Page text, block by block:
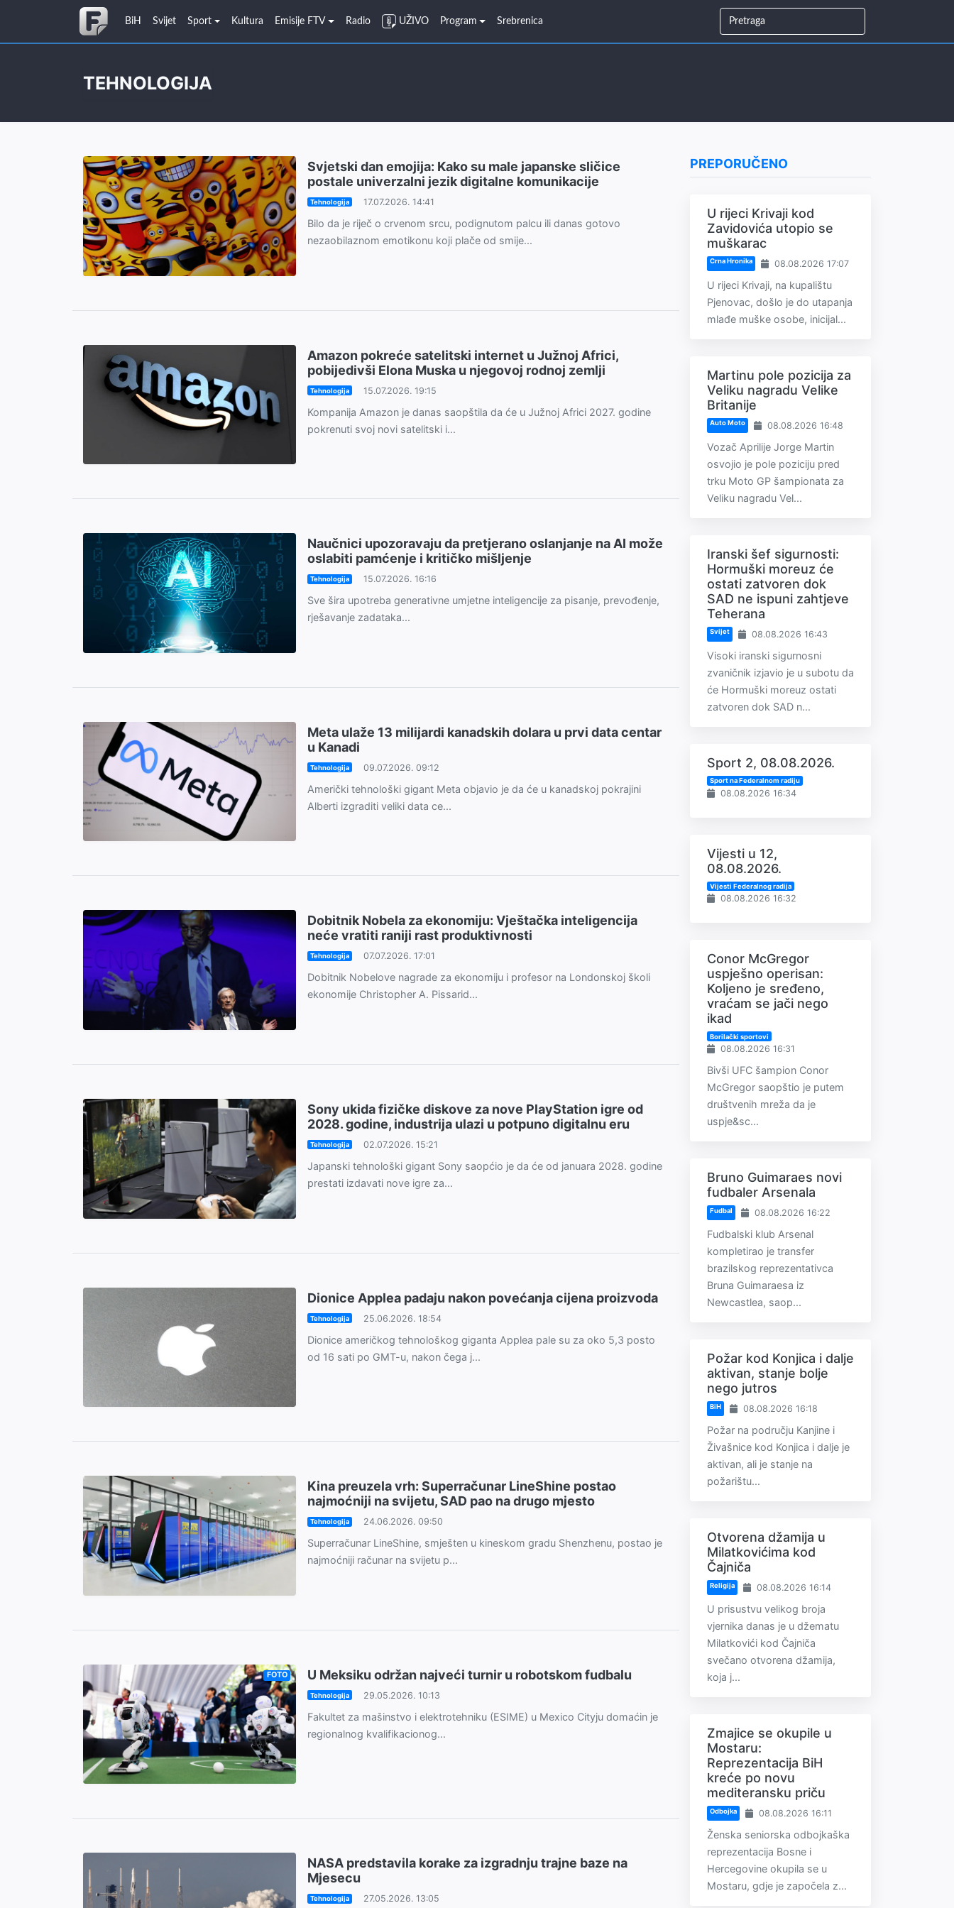
BiH Svijet Sport Kultura Emisije FTV Radio UŽIVO Program Srebrenica
TEHNOLOGIJA
Svjetski dan emojija: Kako su male japanske sličice
postale univerzalni jezik digitalne komunikacije
Tehnologija 17.07.2026. 14:41
Bilo da je riječ o crvenom srcu, podignutom palcu ili danas gotovo
nezaobilaznom emotikonu koji plače od smije...
Amazon pokreće satelitski internet u Južnoj Africi,
pobijedivši Elona Muska u njegovoj rodnoj zemlji
Tehnologija 15.07.2026. 19:15
Kompanija Amazon je danas saopštila da će u Južnoj Africi 2027. godine
pokrenuti svoj novi satelitski i...
Naučnici upozoravaju da pretjerano oslanjanje na AI može
oslabiti pamćenje i kritičko mišljenje
Tehnologija 15.07.2026. 16:16
Sve šira upotreba generativne umjetne inteligencije za pisanje, prevođenje,
rješavanje zadataka...
Meta ulaže 13 milijardi kanadskih dolara u prvi data centar
u Kanadi
Tehnologija 09.07.2026. 09:12
Američki tehnološki gigant Meta objavio je da će u kanadskoj pokrajini
Alberti izgraditi veliki data ce...
Dobitnik Nobela za ekonomiju: Vještačka inteligencija
neće vratiti raniji rast produktivnosti
Tehnologija 07.07.2026. 17:01
Dobitnik Nobelove nagrade za ekonomiju i profesor na Londonskoj školi
ekonomije Christopher A. Pissarid...
Sony ukida fizičke diskove za nove PlayStation igre od
2028. godine, industrija ulazi u potpuno digitalnu eru
Tehnologija 02.07.2026. 15:21
Japanski tehnološki gigant Sony saopćio je da će od januara 2028. godine
prestati izdavati nove igre za...
Dionice Applea padaju nakon povećanja cijena proizvoda
Tehnologija 25.06.2026. 18:54
Dionice američkog tehnološkog giganta Applea pale su za oko 5,3 posto
od 16 sati po GMT-u, nakon čega j...
Kina preuzela vrh: Superračunar LineShine postao
najmoćniji na svijetu, SAD pao na drugo mjesto
Tehnologija 24.06.2026. 09:50
Superračunar LineShine, smješten u kineskom gradu Shenzhenu, postao je
najmoćniji računar na svijetu p...
FOTO U Meksiku održan najveći turnir u robotskom fudbalu
Tehnologija 29.05.2026. 10:13
Fakultet za mašinstvo i elektrotehniku ​​(ESIME) u Mexico Cityju domaćin je
regionalnog kvalifikacionog...
NASA predstavila korake za izgradnju trajne baze na
Mjesecu
Tehnologija 27.05.2026. 13:05
PREPORUČENO
U rijeci Krivaji kod
Zavidovića utopio se
muškarac
Crna Hronika 08.08.2026 17:07
U rijeci Krivaji, na kupalištu
Pjenovac, došlo je do utapanja
mlađe muške osobe, inicijal...
Martinu pole pozicija za
Veliku nagradu Velike
Britanije
Auto Moto 08.08.2026 16:48
Vozač Aprilije Jorge Martin
osvojio je pole poziciju pred
trku Moto GP šampionata za
Veliku nagradu Vel...
Iranski šef sigurnosti:
Hormuški moreuz će
ostati zatvoren dok
SAD ne ispuni zahtjeve
Teherana
Svijet 08.08.2026 16:43
Visoki iranski sigurnosni
zvaničnik izjavio je u subotu da
će Hormuški moreuz ostati
zatvoren dok SAD n...
Sport 2, 08.08.2026.
Sport na Federalnom radiju
08.08.2026 16:34
Vijesti u 12,
08.08.2026.
Vijesti Federalnog radija
08.08.2026 16:32
Conor McGregor
uspješno operisan:
Koljeno je sređeno,
vraćam se jači nego
ikad
Borilački sportovi
08.08.2026 16:31
Bivši UFC šampion Conor
McGregor saopštio je putem
društvenih mreža da je
uspje&sc...
Bruno Guimaraes novi
fudbaler Arsenala
Fudbal 08.08.2026 16:22
Fudbalski klub Arsenal
kompletirao je transfer
brazilskog reprezentativca
Bruna Guimaraesa iz
Newcastlea, saop...
Požar kod Konjica i dalje
aktivan, stanje bolje
nego jutros
BiH 08.08.2026 16:18
Požar na području Kanjine i
Živašnice kod Konjica i dalje je
aktivan, ali je stanje na
požarištu...
Otvorena džamija u
Milatkovićima kod
Čajniča
Religija 08.08.2026 16:14
U prisustvu velikog broja
vjernika danas je u džematu
Milatkovići kod Čajniča
svečano otvorena džamija,
koja j...
Zmajice se okupile u
Mostaru:
Reprezentacija BiH
kreće po novu
mediteransku priču
Odbojka 08.08.2026 16:11
Ženska seniorska odbojkaška
reprezentacija Bosne i
Hercegovine okupila se u
Mostaru, gdje je započela z...